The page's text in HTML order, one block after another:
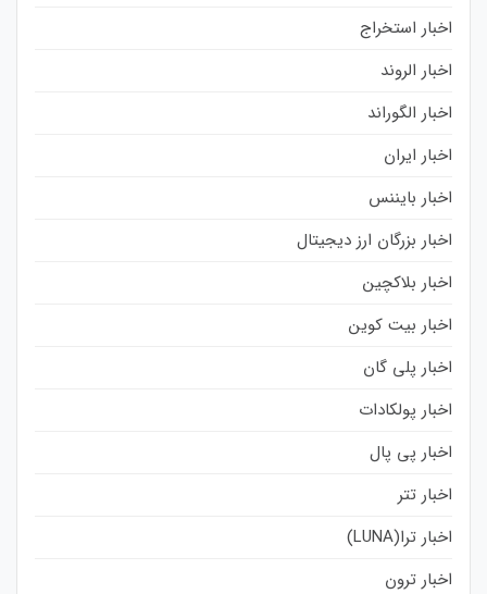
اخبار استخراج
اخبار الروند
اخبار الگوراند
اخبار ایران
اخبار بایننس
اخبار بزرگان ارز دیجیتال
اخبار بلاکچین
اخبار بیت کوین
اخبار پلی گان
اخبار پولکادات
اخبار پی پال
اخبار تتر
اخبار ترا(LUNA)
اخبار ترون